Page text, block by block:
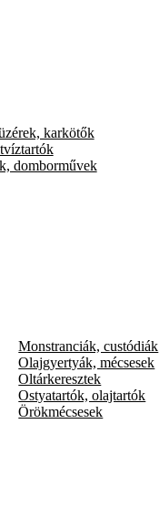
karkötők
domborművek
Monstranciák, custódiák
Olajgyertyák, mécsesek
Oltárkeresztek
Ostyatartók, olajtartók
Örökmécsesek